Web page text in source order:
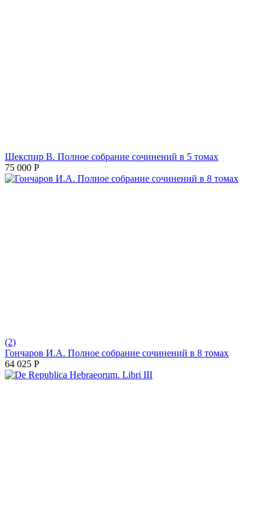
Шекспир В. Полное собрание сочинений в 5 томах
75 000 Р
(2)
Гончаров И.А. Полное собрание сочинений в 8 томах
64 025 Р